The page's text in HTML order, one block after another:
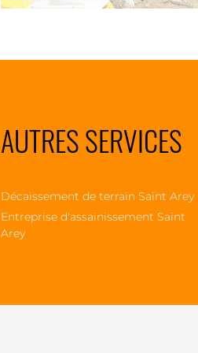
AUTRES SERVICES
Décaissement de terrain Saint Arey
Entreprise d'assainissement Saint
Arey